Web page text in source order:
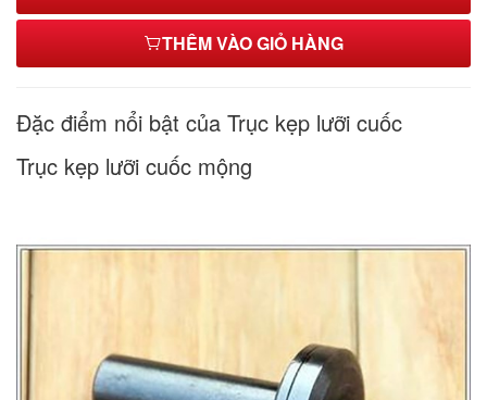
THÊM VÀO GIỎ HÀNG
Đặc điểm nổi bật của Trục kẹp lưỡi cuốc
Trục kẹp lưỡi cuốc mộng